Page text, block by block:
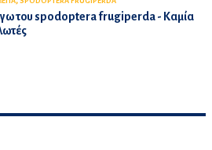
του spodoptera frugiperda - Καμία